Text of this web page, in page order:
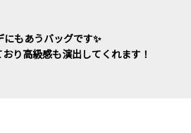
もあうバッグです✨
り高級感も演出してくれます！